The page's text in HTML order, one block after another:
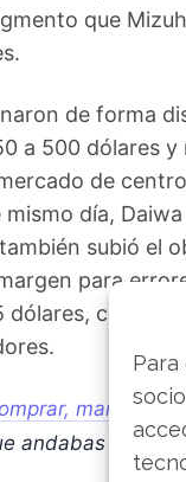
que
de forma
a 500 dólares
de
mismo día,
subió el
para
dólares, citando
mantener
andabas